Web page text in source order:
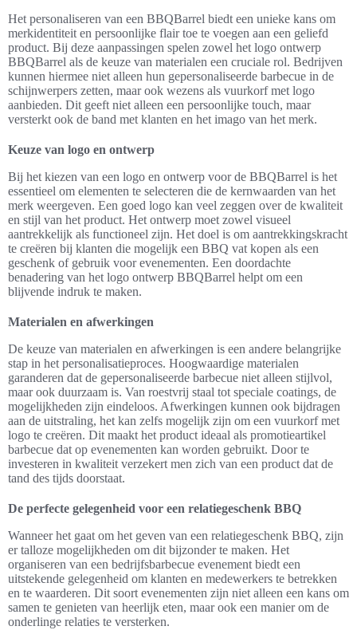
Het personaliseren van een BBQBarrel biedt een unieke kans om
merkidentiteit en persoonlijke flair toe te voegen aan een geliefd
product. Bij deze aanpassingen spelen zowel het logo ontwerp
BBQBarrel als de keuze van materialen een cruciale rol. Bedrijven
kunnen hiermee niet alleen hun gepersonaliseerde barbecue in de
schijnwerpers zetten, maar ook wezens als vuurkorf met logo
aanbieden. Dit geeft niet alleen een persoonlijke touch, maar
versterkt ook de band met klanten en het imago van het merk.
Keuze van logo en ontwerp
Bij het kiezen van een logo en ontwerp voor de BBQBarrel is het
essentieel om elementen te selecteren die de kernwaarden van het
merk weergeven. Een goed logo kan veel zeggen over de kwaliteit
en stijl van het product. Het ontwerp moet zowel visueel
aantrekkelijk als functioneel zijn. Het doel is om aantrekkingskracht
te creëren bij klanten die mogelijk een BBQ vat kopen als een
geschenk of gebruik voor evenementen. Een doordachte
benadering van het logo ontwerp BBQBarrel helpt om een
blijvende indruk te maken.
Materialen en afwerkingen
De keuze van materialen en afwerkingen is een andere belangrijke
stap in het personalisatieproces. Hoogwaardige materialen
garanderen dat de gepersonaliseerde barbecue niet alleen stijlvol,
maar ook duurzaam is. Van roestvrij staal tot speciale coatings, de
mogelijkheden zijn eindeloos. Afwerkingen kunnen ook bijdragen
aan de uitstraling, het kan zelfs mogelijk zijn om een vuurkorf met
logo te creëren. Dit maakt het product ideaal als promotieartikel
barbecue dat op evenementen kan worden gebruikt. Door te
investeren in kwaliteit verzekert men zich van een product dat de
tand des tijds doorstaat.
De perfecte gelegenheid voor een relatiegeschenk BBQ
Wanneer het gaat om het geven van een relatiegeschenk BBQ, zijn
er talloze mogelijkheden om dit bijzonder te maken. Het
organiseren van een bedrijfsbarbecue evenement biedt een
uitstekende gelegenheid om klanten en medewerkers te betrekken
en te waarderen. Dit soort evenementen zijn niet alleen een kans om
samen te genieten van heerlijk eten, maar ook een manier om de
onderlinge relaties te versterken.